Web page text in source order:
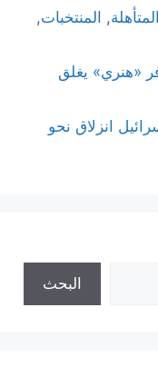
المتأهلة, المنتخبات,
«هنري» يغلق
انزلاق نحو
البحث